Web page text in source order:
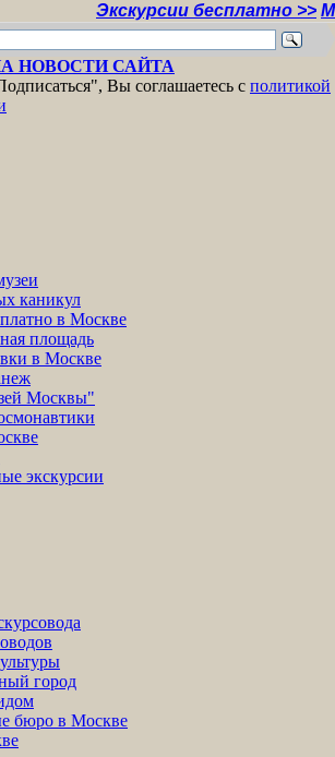
Экскурсии бесплатно >> МУЗЕИ
НОВОСТИ САЙТА
Вы соглашаетесь с политикой
каникул
в Москве
площадь
в Москве
Москвы"
экскурсии
город
бюро в Москве